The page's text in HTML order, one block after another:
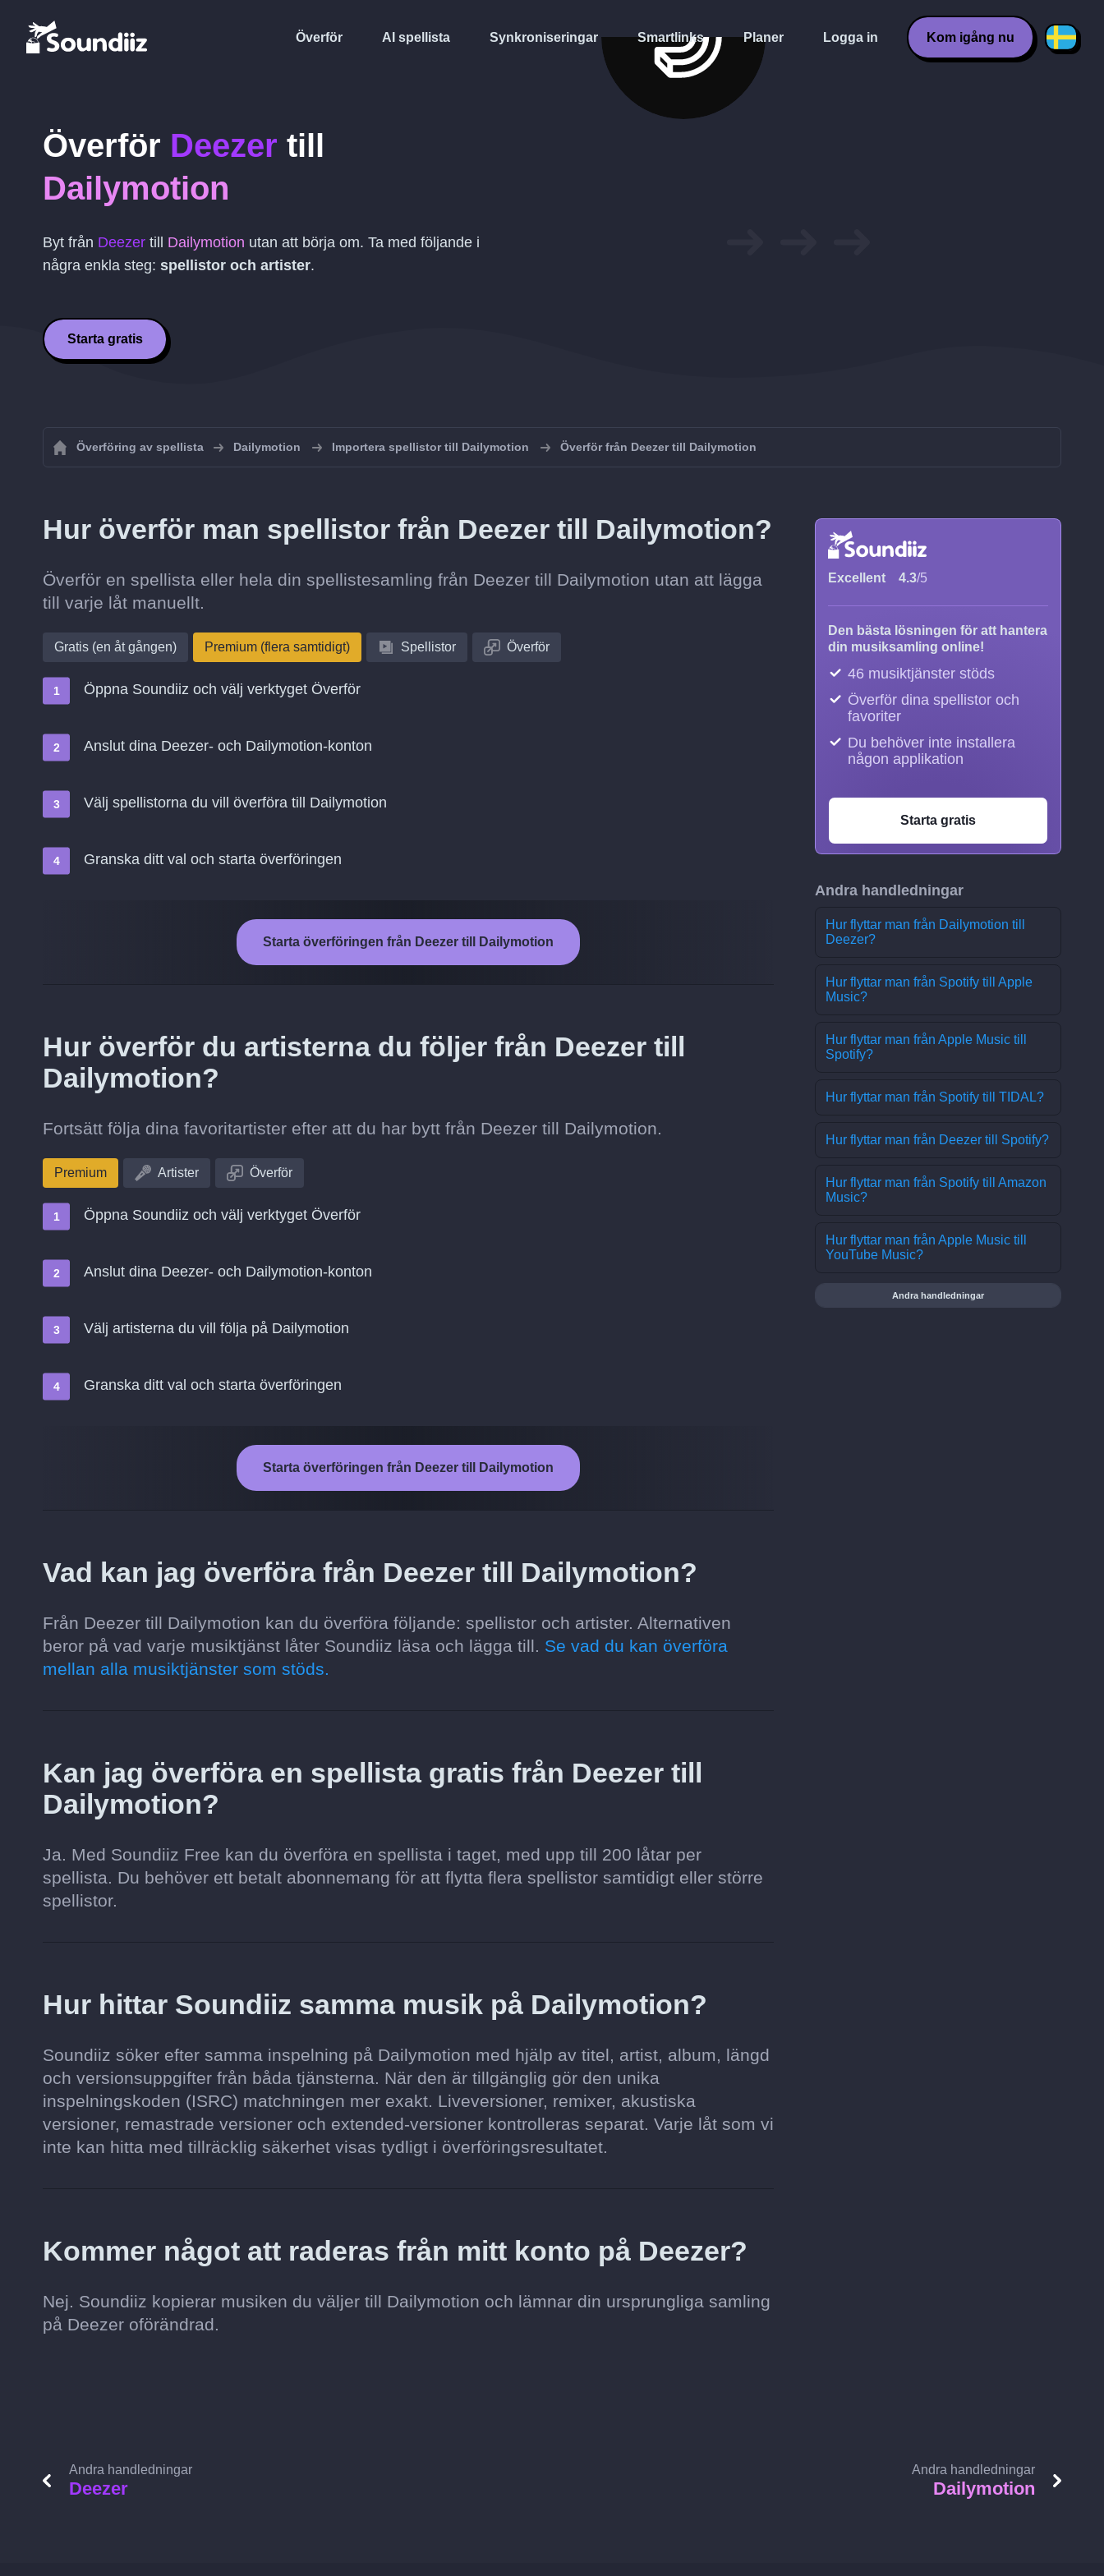
Överför AI spellista Synkroniseringar Smartlinks Planer Logga in Kom igång nu
Överför Deezer till
Dailymotion
Byt från Deezer till Dailymotion utan att börja om. Ta med följande i
några enkla steg: spellistor och artister.
Starta gratis
Överföring av spellista Dailymotion Importera spellistor till Dailymotion Överför från Deezer till Dailymotion
Hur överför man spellistor från Deezer till Dailymotion?
Överför en spellista eller hela din spellistesamling från Deezer till Dailymotion utan att lägga
till varje låt manuellt.
Gratis (en åt gången) Premium (flera samtidigt) Spellistor Överför
Öppna Soundiiz och välj verktyget Överför
Anslut dina Deezer- och Dailymotion-konton
Välj spellistorna du vill överföra till Dailymotion
Granska ditt val och starta överföringen
Starta överföringen från Deezer till Dailymotion
Hur överför du artisterna du följer från Deezer till
Dailymotion?
Fortsätt följa dina favoritartister efter att du har bytt från Deezer till Dailymotion.
Premium Artister Överför
Öppna Soundiiz och välj verktyget Överför
Anslut dina Deezer- och Dailymotion-konton
Välj artisterna du vill följa på Dailymotion
Granska ditt val och starta överföringen
Starta överföringen från Deezer till Dailymotion
Vad kan jag överföra från Deezer till Dailymotion?
Från Deezer till Dailymotion kan du överföra följande: spellistor och artister. Alternativen
beror på vad varje musiktjänst låter Soundiiz läsa och lägga till. Se vad du kan överföra
mellan alla musiktjänster som stöds.
Kan jag överföra en spellista gratis från Deezer till
Dailymotion?
Ja. Med Soundiiz Free kan du överföra en spellista i taget, med upp till 200 låtar per
spellista. Du behöver ett betalt abonnemang för att flytta flera spellistor samtidigt eller större
spellistor.
Hur hittar Soundiiz samma musik på Dailymotion?
Soundiiz söker efter samma inspelning på Dailymotion med hjälp av titel, artist, album, längd
och versionsuppgifter från båda tjänsterna. När den är tillgänglig gör den unika
inspelningskoden (ISRC) matchningen mer exakt. Liveversioner, remixer, akustiska
versioner, remastrade versioner och extended-versioner kontrolleras separat. Varje låt som vi
inte kan hitta med tillräcklig säkerhet visas tydligt i överföringsresultatet.
Kommer något att raderas från mitt konto på Deezer?
Nej. Soundiiz kopierar musiken du väljer till Dailymotion och lämnar din ursprungliga samling
på Deezer oförändrad.
Excellent 4.3/5
Den bästa lösningen för att hantera
din musiksamling online!
46 musiktjänster stöds
Överför dina spellistor och
favoriter
Du behöver inte installera
någon applikation
Starta gratis
Andra handledningar
Hur flyttar man från Dailymotion till
Deezer?
Hur flyttar man från Spotify till Apple
Music?
Hur flyttar man från Apple Music till
Spotify?
Hur flyttar man från Spotify till TIDAL?
Hur flyttar man från Deezer till Spotify?
Hur flyttar man från Spotify till Amazon
Music?
Hur flyttar man från Apple Music till
YouTube Music?
Andra handledningar
Andra handledningar
Deezer
Andra handledningar
Dailymotion